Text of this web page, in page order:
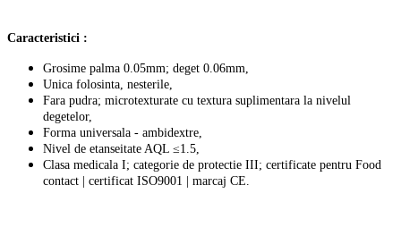
Caracteristici :
Grosime palma 0.05mm; deget 0.06mm,
Unica folosinta, nesterile,
Fara pudra; microtexturate cu textura suplimentara la nivelul
degetelor,
Forma universala - ambidextre,
Nivel de etanseitate AQL ≤1.5,
Clasa medicala I; categorie de protectie III; certificate pentru Food
contact | certificat ISO9001 | marcaj CE.